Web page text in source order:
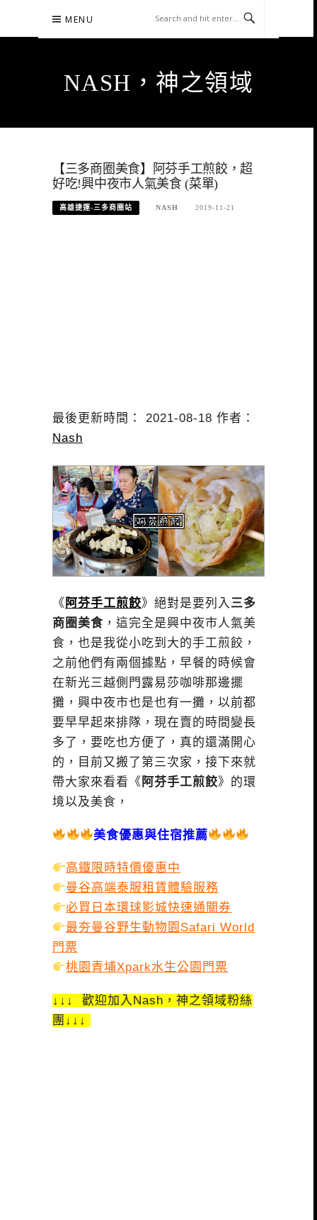
content
MENU
NASH，神之領域
【三多商圈美食】阿芬手工煎餃，超
好吃!興中夜市人氣美食 (菜單)
高雄捷運-三多商圈站 NASH 2019-11-21
最後更新時間： 2021-08-18 作者：
Nash
《 阿芬手工煎餃》絕對是要列入三多
商圈美食 ，這完全是興中夜市人氣美
食，也是我從小吃到大的手工煎餃，
之前他們有兩個據點，早餐的時候會
在新光三越側門露易莎咖啡那邊擺
攤，興中夜市也是也有一攤，以前都
要早早起來排隊，現在賣的時間變長
多了，要吃也方便了，真的還滿開心
的，目前又搬了第三次家，接下來就
帶大家來看看《 阿芬手工煎餃》的環
境以及美食，
美食優惠與住宿推薦
高鐵限時特價優惠中
曼谷高端泰服租賃體驗服務
必買日本環球影城快速通關券
最夯曼谷野生動物園Safari World
門票
桃園青埔Xpark水生公園門票
↓↓↓ 歡迎加入Nash，神之領域粉絲
團↓↓↓